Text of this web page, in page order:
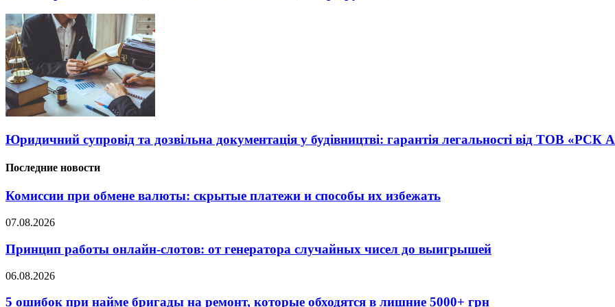
Юридичний супровід та дозвільна документація у будівництві: гарантія легальності від ТОВ
Последние новости
Комиссии при обмене валюты: скрытые платежи и способы их избежать
07.08.2026
Принцип работы онлайн-слотов: от генератора случайных чисел до выигрышей
06.08.2026
5 ошибок при найме бригады на ремонт, которые обходятся в лишние 5000+ грн